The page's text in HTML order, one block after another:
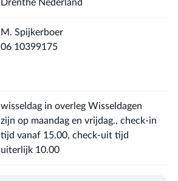
Drenthe Nederland
M. Spijkerboer
06 10399175
wisseldag in overleg Wisseldagen
zijn op maandag en vrijdag., check-in
tijd vanaf 15.00, check-uit tijd
uiterlijk 10.00